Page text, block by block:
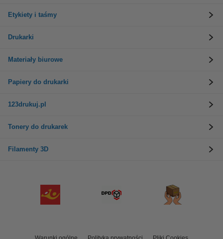
Etykiety i taśmy
Drukarki
Materiały biurowe
Papiery do drukarki
123drukuj.pl
Tonery do drukarek
Filamenty 3D